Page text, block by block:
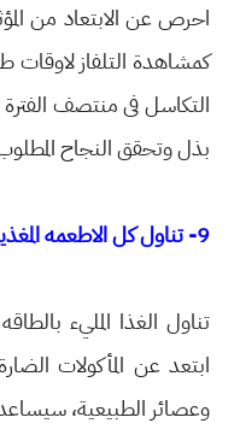
احرص عن الابتعاد من
كمشاهدة التلفاز لاوقات
التكاسل فى منتصف الفترة
بذل وتحقق النجاح
9- تناول كل الاطعمه المغذيه للجسد والدماغ
تناول الغذا المليء
ابتعد عن المأكولات
وعصائر الطبيعية،